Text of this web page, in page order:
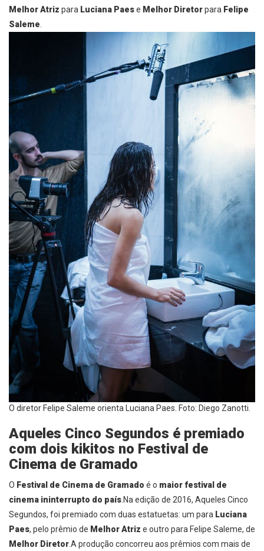
Melhor Atriz para Luciana Paese Melhor Diretorpara Felipe
Saleme.
O diretor Felipe Saleme orienta Luciana Paes. Foto: Diego Zanotti.
Aqueles Cinco Segundos é premiado
com dois kikitos no Festival de
Cinema de Gramado
O Festival de Cinema de Gramado é o maior festival de
cinema ininterrupto do país.Na edição de 2016, Aqueles Cinco
Segundos, foi premiado com duas estatuetas: um para Luciana
Paes, pelo prêmio de Melhor Atriz e outro para Felipe Saleme, de
Melhor Diretor.A produção concorreu aos prêmios com mais de